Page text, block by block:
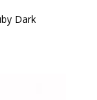
Dark